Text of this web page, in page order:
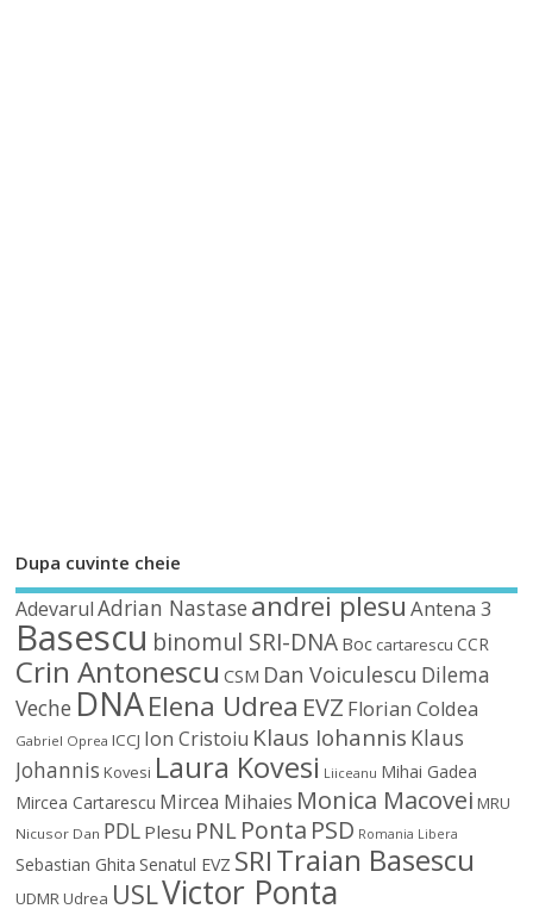
Dupa cuvinte cheie
Adevarul Adrian Nastaseandrei plesuAntena 3
Basescu binomul SRI-DNA Boc cartarescu CCR
Crin Antonescu CSM Dan Voiculescu Dilema
Veche DNAElena Udrea EVZ Florian Coldea
Gabriel Oprea ICCJ Ion Cristoiu Klaus Iohannis Klaus
Johannis Kovesi Laura Kovesi Liiceanu Mihai Gadea
Mircea Cartarescu Mircea Mihaies Monica Macovei MRU
Nicusor Dan PDL Plesu PNL Ponta PSD Romania Libera
Sebastian Ghita Senatul EVZ SRITraian Basescu
UDMRUdrea USLVictor Ponta